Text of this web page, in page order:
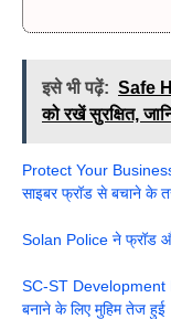
इसे भी पढ़ें: Safe
को रखें सुरक्षित,
Protect Your
साइबर फ्रॉड से बचाने के
Solan Police ने फ्रॉड और
SC-ST Development
बनाने के लिए मुहिम तेज हुई